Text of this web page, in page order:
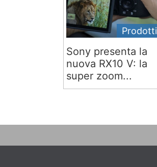
Prodotti
Sony presenta la
nuova RX10 V: la
super zoom...